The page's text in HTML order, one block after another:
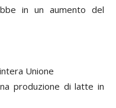
in un aumento del
Unione
produzione di latte in